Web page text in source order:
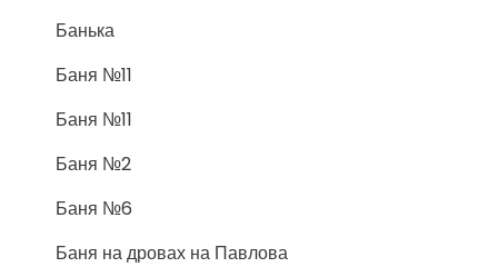
Банька
Баня №11
Баня №11
Баня №2
Баня №6
Баня на дровах на Павлова